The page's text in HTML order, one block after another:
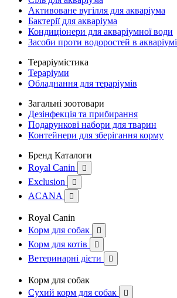
Активоване вугілля для акваріума
Бактерії для акваріума
Кондиціонери для акваріумної води
Засоби проти водоростей в акваріумі
Тераріумістика
Тераріуми
Обладнання для тераріумів
Загальні зоотовари
Дезінфекція та прибирання
Подарункові набори для тварин
Контейнери для зберігання корму
Бренд Каталоги
Royal Canin

Exclusion 
ACANA 
Royal Canin
Корм для собак

Корм для котів 
Ветеринарні дієти 
Корм для собак
Сухий корм для собак
